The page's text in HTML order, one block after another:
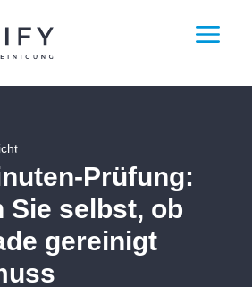
Prüfung:
Sie selbst, ob
gereinigt